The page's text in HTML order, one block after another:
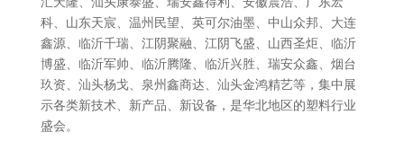
科、山东天宸、温州民望、英可尔油墨、中山众邦、大连
鑫源、临沂千瑞、江阴聚融、江阴飞盛、山西圣炬、临沂
博盛、临沂军帅、临沂腾隆、临沂兴胜、瑞安众鑫、烟台
玖资、汕头杨戈、泉州鑫商达、汕头金鸿精艺等，集中展
示各类新技术、新产品、新设备，是华北地区的塑料行业
盛会。